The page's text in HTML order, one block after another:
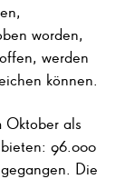
worden,
werden
können.
Oktober als
96.000
Die